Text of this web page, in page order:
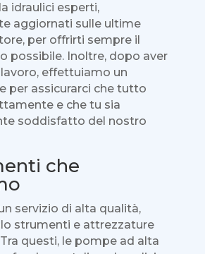
idraulici esperti,
aggiornati sulle ultime
per offrirti sempre il
possibile. Inoltre, dopo aver
effettuiamo un
per assicurarci che tutto
e che tu sia
soddisfatto del nostro
che
servizio di alta qualità,
strumenti e attrezzature
questi, le pompe ad alta